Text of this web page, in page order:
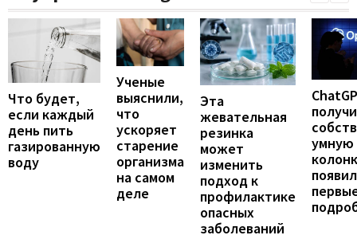
Что будет,
если каждый
день пить
газированную
воду
Ученые
выяснили,
что
ускоряет
старение
организма
на самом
деле
Эта
жевательная
резинка
может
изменить
подход к
профилактике
опасных
заболеваний
умную